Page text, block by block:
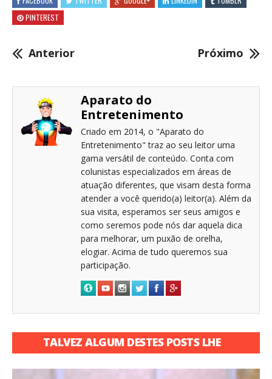
PINTEREST
Anterior Próximo
Aparato do
Entretenimento
Criado em 2014, o "Aparato do
Entretenimento" traz ao seu leitor uma
gama versátil de conteúdo. Conta com
colunistas especializados em áreas de
atuação diferentes, que visam desta forma
atender a você querido(a) leitor(a). Além da
sua visita, esperamos ser seus amigos e
como seremos pode nós dar aquela dica
para melhorar, um puxão de orelha,
elogiar. Acima de tudo queremos sua
participação.
TALVEZ ALGUM DESTES POSTS LHE